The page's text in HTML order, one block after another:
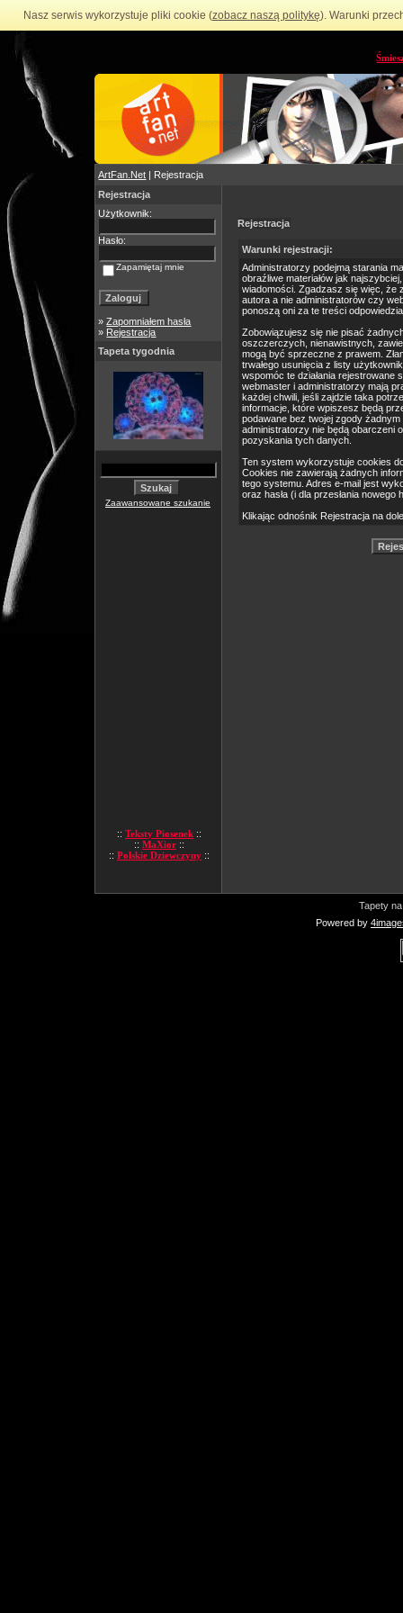
Nasz serwis wykorzystuje pliki cookie (zobacz naszą politykę). Warunki
ArtFan.Net | Rejestracja
Rejestracja
Użytkownik:
Hasło:
Zapamiętaj mnie
»Zapomniałem hasła
» Rejestracja
Tapeta tygodnia
Zaawansowane szukanie
:: Teksty Piosenek ::
:: MaXior ::
:: Polskie Dziewczyny ::
Rejestracja
Warunki rejestracji:
Administratorzy podejmą starania
obraźliwe materiałów jak
wiadomości. Zgadzasz się więc, że
autora a nie administratorów czy
ponoszą oni za te treści
Zobowiązujesz się nie pisać
oszczerczych, nienawistnych,
mogą być sprzeczne z prawem.
trwałego usunięcia z listy
wspomóc te działania
webmaster i administratorzy mają
każdej chwili, jeśli zajdzie taka
informacje, które wpiszesz będą
podawane bez twojej zgody
administratorzy nie będą obarczeni
pozyskania tych danych.
Ten system wykorzystuje cookies
Cookies nie zawierają żadnych
tego systemu. Adres e-mail jest
oraz hasła (i dla przesłania nowego
Klikając odnośnik Rejestracja na
Tapety
Powered by